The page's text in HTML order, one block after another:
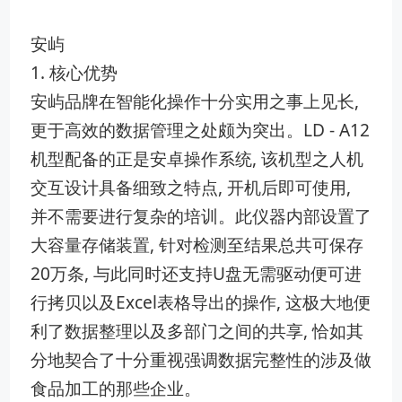
安屿
1. 核心优势
安屿品牌在智能化操作十分实用之事上见长,
更于高效的数据管理之处颇为突出。LD - A12
机型配备的正是安卓操作系统, 该机型之人机
交互设计具备细致之特点, 开机后即可使用,
并不需要进行复杂的培训。此仪器内部设置了
大容量存储装置, 针对检测至结果总共可保存
20万条, 与此同时还支持U盘无需驱动便可进
行拷贝以及Excel表格导出的操作, 这极大地便
利了数据整理以及多部门之间的共享, 恰如其
分地契合了十分重视强调数据完整性的涉及做
食品加工的那些企业。